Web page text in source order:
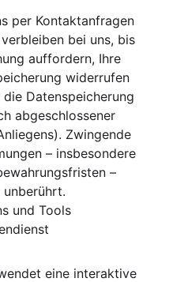
per Kontaktanfragen
bei uns, bis
auffordern, Ihre
widerrufen
Datenspeicherung
abgeschlossener
Zwingende
– insbesondere
–
unberührt.
und Tools
eine interaktive